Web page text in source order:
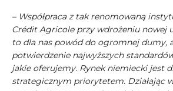
– Współpraca z tak renomowaną
Crédit Agricole przy wdrożeniu nowej
to dla nas powód do ogromnej dumy,
potwierdzenie najwyższych
jakie oferujemy. Rynek niemiecki jest
strategicznym priorytetem. Działając